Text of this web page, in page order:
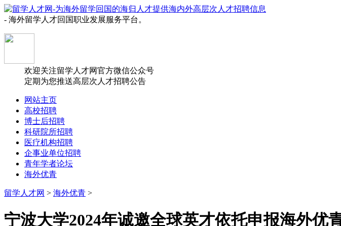
- 海外留学人才回国职业发展服务平台。
欢迎关注留学人才网官方微信公众号
定期为您推送高层次人才招聘公告
网站主页
高校招聘
博士后招聘
科研院所招聘
医疗机构招聘
企事业单位招聘
青年学者论坛
海外优青
留学人才网 > 海外优青 >
宁波大学2024年诚邀全球英才依托申报海外优